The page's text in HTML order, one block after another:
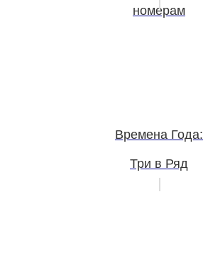
номерам
Времена Года:
Три в Ряд